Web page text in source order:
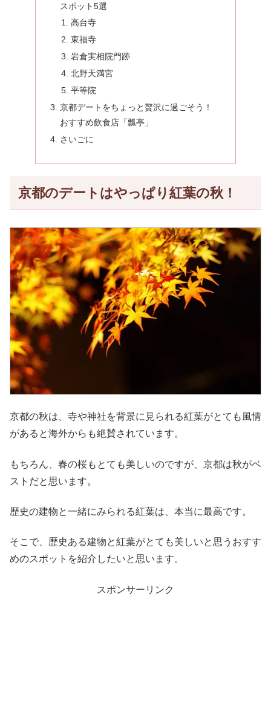
スポット5選
高台寺
東福寺
岩倉実相院門跡
北野天満宮
平等院
京都デートをちょっと贅沢に過ごそう！
おすすめ飲食店「瓢亭」
さいごに
京都のデートはやっぱり紅葉の秋！
京都の秋は、寺や神社を背景に見られる紅葉がとても風情
があると海外からも絶賛されています。
もちろん、春の桜もとても美しいのですが、京都は秋がベ
ストだと思います。
歴史の建物と一緒にみられる紅葉は、本当に最高です。
そこで、歴史ある建物と紅葉がとても美しいと思うおすす
めのスポットを紹介したいと思います。
スポンサーリンク